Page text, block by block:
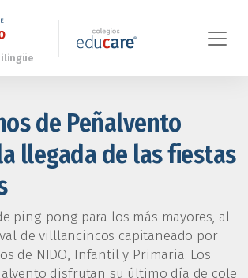
de Peñalvento
llegada de las fiestas
ping-pong para los más mayores, al
de villlancincos capitaneado por
de NIDO, Infantil y Primaria. Los
disfrutan su último día de cole